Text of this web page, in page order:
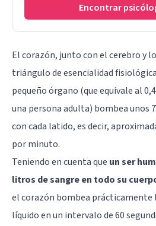
Encontrar
El corazón, junto con el cerebro y
triángulo de esencialidad
pequeño órgano (que equivale al
una persona adulta) bombea unos
con cada latido, es decir,
por minuto.
Teniendo en cuenta que un ser
litros de sangre en todo su
el corazón bombea prácticamente
líquido en un intervalo de 60